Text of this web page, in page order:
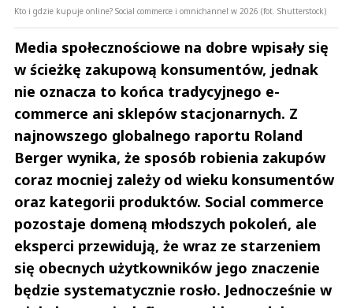
Kto i gdzie kupuje online? Social commerce i omnichannel w 2026 (fot. Shutterstock)
Media społecznościowe na dobre wpisały się
w ścieżkę zakupową konsumentów, jednak
nie oznacza to końca tradycyjnego e-
commerce ani sklepów stacjonarnych. Z
najnowszego globalnego raportu Roland
Berger wynika, że sposób robienia zakupów
coraz mocniej zależy od wieku konsumentów
oraz kategorii produktów. Social commerce
pozostaje domeną młodszych pokoleń, ale
eksperci przewidują, że wraz ze starzeniem
się obecnych użytkowników jego znaczenie
będzie systematycznie rosło. Jednocześnie w